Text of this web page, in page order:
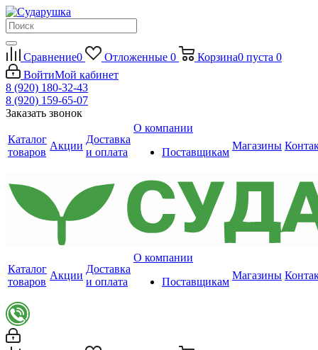
Сравнение0 Отложенные 0 Корзина0 пуста 0
ВойтиМой кабинет
8 (920) 180-32-43
8 (920) 159-65-07
Заказать звонок
Каталог
товаров
Акции
Доставка
и оплата
О компании
Поставщикам
Магазины
Каталог
товаров
Акции
Доставка
и оплата
О компании
Поставщикам
Магазины